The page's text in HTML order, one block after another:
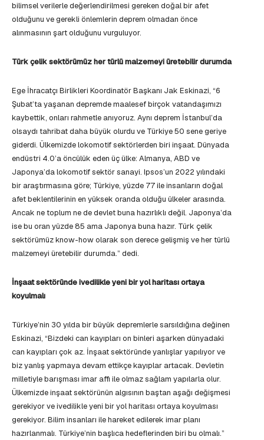
bilimsel verilerle değerlendirilmesi gereken doğal bir afet
olduğunu ve gerekli önlemlerin deprem olmadan önce
alınmasının şart olduğunu vurguluyor.
Türk çelik sektörümüz her türlü malzemeyi üretebilir durumda
Ege İhracatçı Birlikleri Koordinatör Başkanı Jak Eskinazi, “6
Şubat’ta yaşanan depremde maalesef birçok vatandaşımızı
kaybettik, onları rahmetle anıyoruz. Aynı deprem İstanbul’da
olsaydı tahribat daha büyük olurdu ve Türkiye 50 sene geriye
giderdi. Ülkemizde lokomotif sektörlerden biri inşaat. Dünyada
endüstri 4.0’a öncülük eden üç ülke: Almanya, ABD ve
Japonya’da lokomotif sektör sanayi. Ipsos’un 2022 yılındaki
bir araştırmasına göre; Türkiye, yüzde 77 ile insanların doğal
afet beklentilerinin en yüksek oranda olduğu ülkeler arasında.
Ancak ne toplum ne de devlet buna hazırlıklı değil. Japonya’da
ise bu oran yüzde 85 ama Japonya buna hazır. Türk çelik
sektörümüz know-how olarak son derece gelişmiş ve her türlü
malzemeyi üretebilir durumda.” dedi.
İnşaat sektöründe ivedilikle yeni bir yol haritası ortaya
koyulmalı
Türkiye’nin 30 yılda bir büyük depremlerle sarsıldığına değinen
Eskinazi, “Bizdeki can kayıpları on binleri aşarken dünyadaki
can kayıpları çok az. İnşaat sektöründe yanlışlar yapılıyor ve
biz yanlış yapmaya devam ettikçe kayıplar artacak. Devletin
milletiyle barışması imar affı ile olmaz sağlam yapılarla olur.
Ülkemizde inşaat sektörünün algısının baştan aşağı değişmesi
gerekiyor ve ivedilikle yeni bir yol haritası ortaya koyulması
gerekiyor. Bilim insanları ile hareket edilerek imar planı
hazırlanmalı. Türkiye’nin başlıca hedeflerinden biri bu olmalı.”